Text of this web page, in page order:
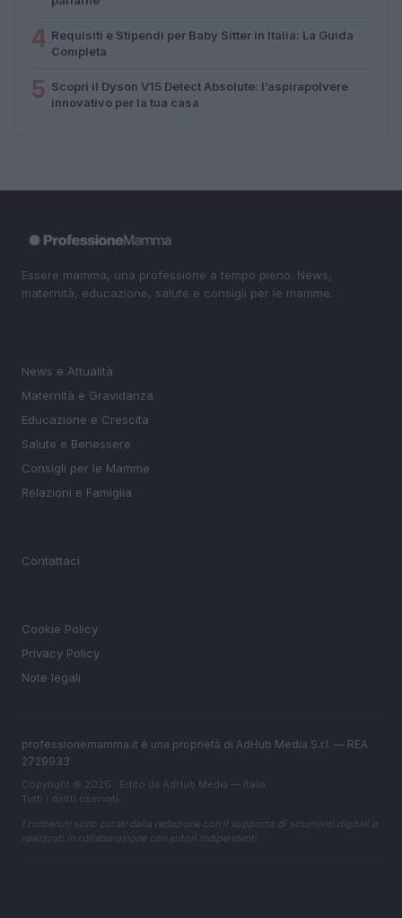
4 Requisiti e Stipendi per Baby Sitter in Italia: La Guida
Completa
5 Scopri il Dyson V15 Detect Absolute: l’aspirapolvere
innovativo per la tua casa
Essere mamma, una professione a tempo pieno. News,
maternità, educazione, salute e consigli per le mamme.
News e Attualità
Maternità e Gravidanza
Educazione e Crescita
Salute e Benessere
Consigli per le Mamme
Relazioni e Famiglia
Contattaci
Cookie Policy
Privacy Policy
Note legali
professionemamma.it è una proprietà di AdHub Media S.r.l. — REA
2729933
Copyright © 2026 · Edito da AdHub Media — Italia
Tutti i diritti riservati
I contenuti sono curati dalla redazione con il supporto di strumenti digitali e
realizzati in collaborazione con autori indipendenti.